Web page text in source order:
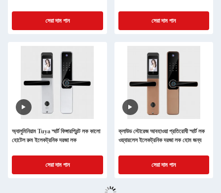
সেরা দাম পান সেরা দাম পান
অ্যালুমিনিয়াম Tuya স্মার্ট ফিঙ্গারপ্রিন্ট লক কালো
হোটেল রুম ইলেকট্রনিক দরজা লক
সেরা দাম পান
ক্লাউড স্টোরেজ আবহাওয়া প্রতিরোধী স্মার্ট লক
ওয়্যারলেস ইলেকট্রনিক দরজা লক হোম জন্য
সেরা দাম পান